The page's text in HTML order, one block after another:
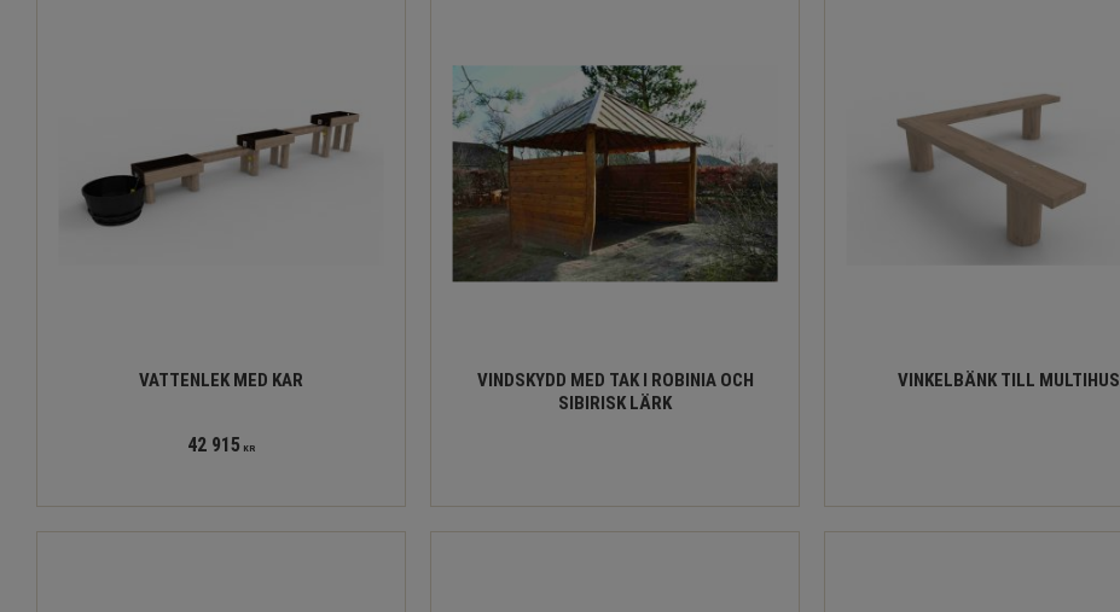
VATTENLEK MED KAR
42 915 KR
VINDSKYDD MED TAK I ROBINIA OCH
SIBIRISK LÄRK
VINKELBÄNK TILL MULTIHUS